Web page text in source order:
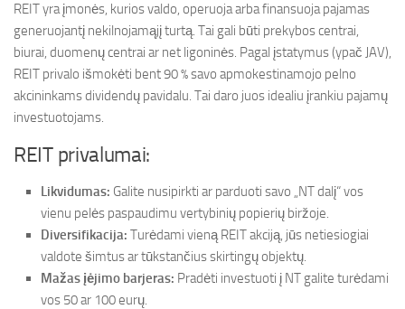
REIT yra įmonės, kurios valdo, operuoja arba finansuoja pajamas
generuojantį nekilnojamąjį turtą. Tai gali būti prekybos centrai,
biurai, duomenų centrai ar net ligoninės. Pagal įstatymus (ypač JAV),
REIT privalo išmokėti bent 90 % savo apmokestinamojo pelno
akcininkams dividendų pavidalu. Tai daro juos idealiu įrankiu pajamų
investuotojams.
REIT privalumai:
Likvidumas: Galite nusipirkti ar parduoti savo „NT dalį“ vos
vienu pelės paspaudimu vertybinių popierių biržoje.
Diversifikacija: Turėdami vieną REIT akciją, jūs netiesiogiai
valdote šimtus ar tūkstančius skirtingų objektų.
Mažas įėjimo barjeras: Pradėti investuoti į NT galite turėdami
vos 50 ar 100 eurų.